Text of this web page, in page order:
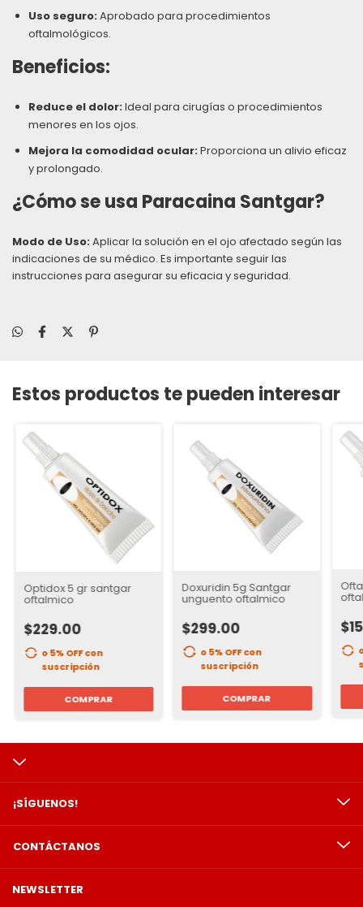
Uso seguro:Aprobado para procedimientos
oftalmológicos.
Beneficios:
Reduce el dolor:Ideal para cirugías o procedimientos
menores en los ojos.
Mejora la comodidad ocular:Proporciona un alivio eficaz
y prolongado.
¿Cómo se usa Paracaina Santgar?
Modo de Uso:Aplicar la solución en el ojo afectado según las
indicaciones de su médico. Es importante seguir las
instrucciones para asegurar su eficacia y seguridad.
Estos productos te pueden interesar
Optidox 5 gr santgar
oftalmico
$229.00
o 5% OFFcon
suscripción
COMPRAR
Doxuridin 5g Santgar
unguento oftalmico
$299.00
o 5% OFFcon
suscripción
COMPRAR
¡SÍGUENOS!
CONTÁCTANOS
NEWSLETTER